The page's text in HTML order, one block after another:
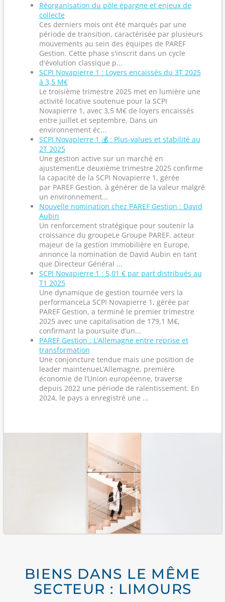
Réorganisation du pôle épargne et enjeux de
collecte
Ces derniers mois ont été marqués par une
période de transition, caractérisée par plusieurs
mouvements au sein des équipes de PAREF
Gestion. Cette phase s'inscrit dans un cycle
d'évolution classique p...
SCPI Novapierre 1 : Loyers encaissés du 3T 2025
à 3,5 M€
Le troisième trimestre 2025 met en lumière une
activité locative soutenue pour la SCPI
Novapierre 1, avec 3,5 M€ de loyers encaissés
entre juillet et septembre. Dans un
environnement éc...
SCPI Novapierre 1 💰 : Plus-values et stabilité au
2T 2025
Une gestion active sur un marché en
ajustementLe deuxième trimestre 2025 confirme
la capacité de la SCPI Novapierre 1, gérée
par PAREF Gestion, à générer de la valeur malgré
un environnement...
Nouvelle nomination chez PAREF Gestion : David
Aubin
Un renforcement stratégique pour soutenir la
croissance du groupeLe Groupe PAREF, acteur
majeur de la gestion immobilière en Europe,
annonce la nomination de David Aubin en tant
que Directeur Général ...
SCPI Novapierre 1 : 5,01 € par part distribués au
T1 2025
Une dynamique de gestion tournée vers la
performanceLa SCPI Novapierre 1, gérée par
PAREF Gestion, a terminé le premier trimestre
2025 avec une capitalisation de 179,1 M€,
confirmant la poursuite d’un...
PAREF Gestion : L’Allemagne entre reprise et
transformation
Une conjoncture tendue mais une position de
leader maintenueL’Allemagne, première
économie de l’Union européenne, traverse
depuis 2022 une période de ralentissement. En
2024, le pays a enregistré une ...
BIENS DANS LE MÊME
SECTEUR : LIMOURS